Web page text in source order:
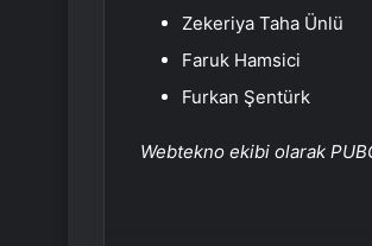
Zekeriya Taha Ünlü
Faruk Hamsici
Furkan Şentürk
Webtekno ekibi olarak